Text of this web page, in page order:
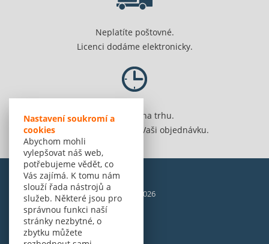
Nastavení soukromí a
cookies
Abychom mohli
vylepšovat náš web,
potřebujeme vědět, co
Vás zajímá. K tomu nám
slouží řada nástrojů a
služeb. Některé jsou pro
správnou funkci naší
stránky nezbytné, o
zbytku můžete
Neplatíte poštovné.
Licenci dodáme elektronicky.
Jsme 20 let na trhu.
Spolehlivě vyřídíme Vaši objednávku.
© Amenit Software Solutions, 1998 - 2026
Powered by nopCommerce